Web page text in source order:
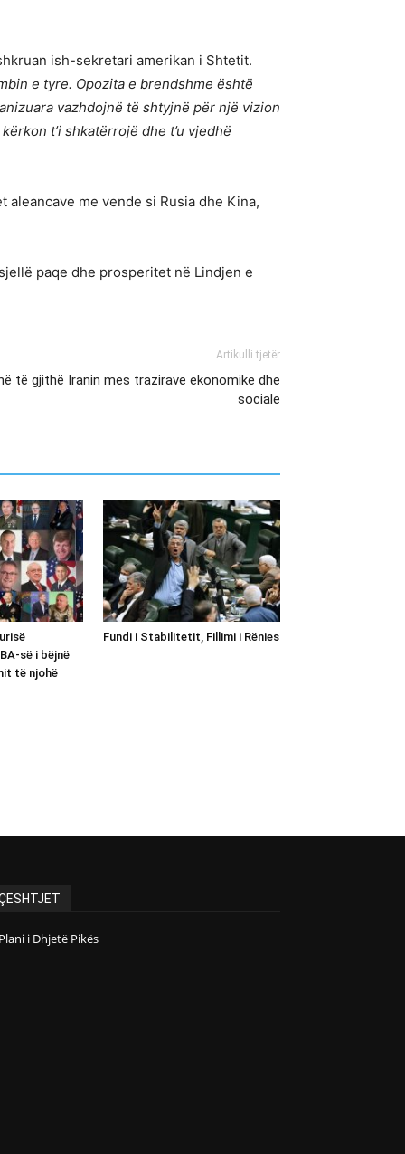
ish-sekretari amerikan i Shtetit.
e tyre. Opozita e brendshme është
vazhdojnë të shtyjnë për një vizion
t’i shkatërrojë dhe t’u vjedhë
me vende si Rusia dhe Kina,
paqe dhe prosperitet në Lindjen e
Artikulli tjetër
të gjithë Iranin mes trazirave ekonomike dhe
sociale
së i bëjnë
të njohë
Fundi i Stabilitetit, Fillimi i Rënies
Plani i Dhjetë Pikës